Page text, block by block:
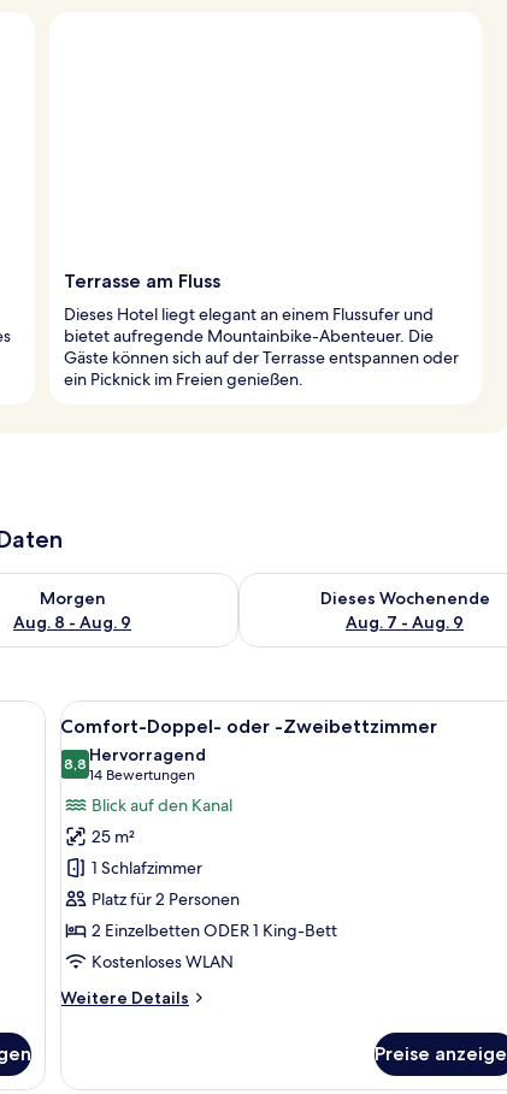
Terrasse am Fluss
Dieses Hotel liegt elegant an einem Flussufer und
bietet aufregende Mountainbike-Abenteuer. Die
Gäste können sich auf der Terrasse entspannen oder
ein Picknick im Freien genießen.
- Aug. 8.
Morgen
Aug. 8 - Aug. 9
Verfügbarkeit für morgen, Aug. 8 - Aug. 9.
Dieses Wochenende
Aug. 7 - Aug. 9
Überprüfe die Verfügbarkeit
| Wohnbereich | LCD-Fernseher, Pay-TV
Alle
Fotos
für
Comfort-
Doppel-
oder
-
Zweibettzimmer
anzeigen
Ein Hotelzimmer mit zwei
15
Comfort-Doppel- oder -Zweibettzimmer
8,88,8 von 10
Hervorragend
14 Bewertungen
(14
Bewertungen)
Blick auf den Kanal
25 m²
1 Schlafzimmer
Platz für 2 Personen
2 Einzelbetten ODER 1 King-Bett
Kostenloses WLAN
Weitere Details
Weitere
Doppel-
Preise